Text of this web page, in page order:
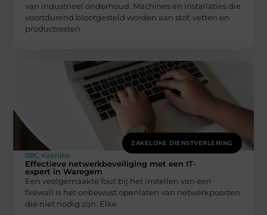
van industrieel onderhoud. Machines en installaties die
voortdurend blootgesteld worden aan stof, vetten en
productresten
ZAKELIJKE DIENSTVERLENING
BBC Kaprijke
Effectieve netwerkbeveiliging met een IT-
expert in Waregem
Een veelgemaakte fout bij het instellen van een
firewall is het onbewust openlaten van netwerkpoorten
die niet nodig zijn. Elke